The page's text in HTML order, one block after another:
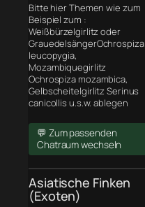
Bitte hier Themen wie zum
Beispiel zum :
Weißbürzelgirlitz oder
GrauedelsängerOchrospiza
leucopygia,
Mozambiquegirlitz
Ochrospiza mozambica,
Gelbscheitelgirlitz Serinus
canicollis u.s.w. ablegen
💬 Zum passenden
Chatraum wechseln
Asiatische Finken
(Exoten)